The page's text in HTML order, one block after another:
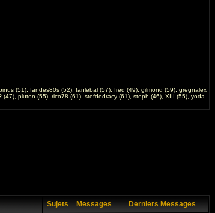
(51) fandes80s (52) fanlebal (57) fred (49) gilmond (59) gregnalex
(47) pluton (55) rico78 (61) stefdedracy (61) steph (46) XIII (55) yoda-
Sujets Messages
Derniers Messages